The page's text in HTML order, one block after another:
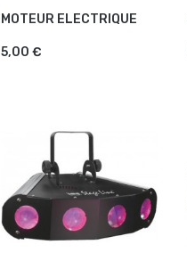
MOTEUR ELECTRIQUE
5,00 €
AJOUTER AU PANIER